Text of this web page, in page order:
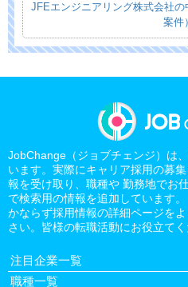
JFEエンジニアリング株式会社
案件）
JobChange（ジョブチェンジ）は
います。実際にキャリア採用の募
報を受け取り、職種や 勤務地でお
で検索用の情報を追加しています。
かならず採用情報の詳細ページを
さい。皆様の転職活動にお役立てく
注目企業一覧
職種一覧